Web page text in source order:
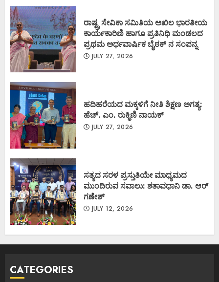
ರಾಷ್ಟ್ರ ಸೇವಿಕಾ ಸಮಿತಿಯ ಅಖಿಲ ಭಾರತೀಯ
ಕಾರ್ಯಕಾರಿಣಿ ಹಾಗೂ ಪ್ರತಿನಿಧಿ ಮಂಡಲದ
ಪ್ರಥಮ ಅರ್ಧವಾರ್ಷಿಕ ಬೈಠಕ್ ನ ಸಂಪನ್ನ
JULY 27, 2026
ಹದಿಹರೆಯದ ಮಕ್ಕಳಿಗೆ ನೀತಿ ಶಿಕ್ಷಣ ಅಗತ್ಯ:
ಹೆಚ್. ಎಂ. ರುಕ್ಮಿಣಿ ನಾಯಕ್
JULY 27, 2026
ಸತ್ಯದ ಸರಳ ಪ್ರಸ್ತುತಿಯೇ ಮಾಧ್ಯಮದ
ಮುಂದಿರುವ ಸವಾಲು: ಶತಾವಧಾನಿ ಡಾ. ಆರ್
ಗಣೇಶ್
JULY 12, 2026
CATEGORIES